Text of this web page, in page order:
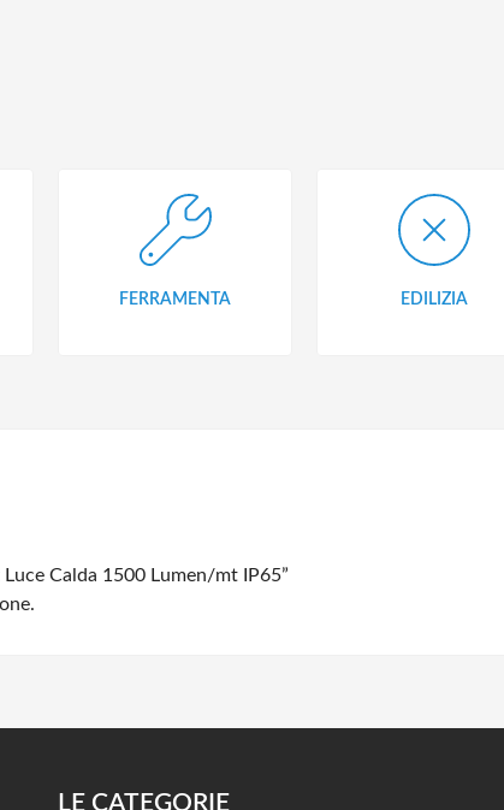
FERRAMENTA EDILIZIA
Calda 1500 Lumen/mt IP65”
LE CATEGORIE